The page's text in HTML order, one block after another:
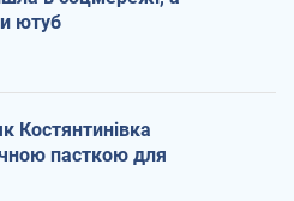
ютуб
Костянтинівка
пасткою для